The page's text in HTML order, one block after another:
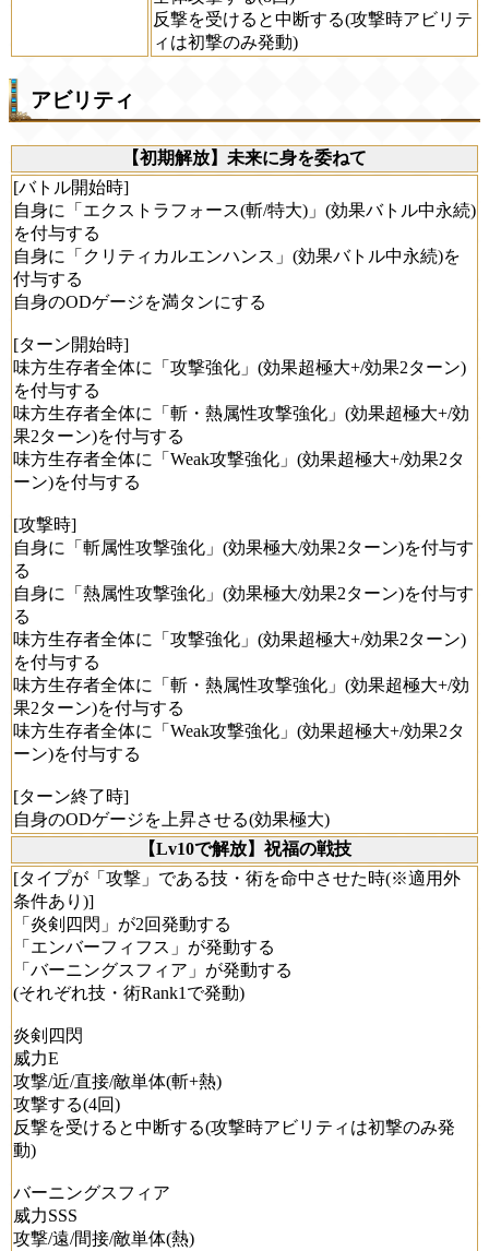
反撃を受けると中断する(攻撃時アビリテ
ィは初撃のみ発動)
アビリティ
【初期解放】未来に身を委ねて
[バトル開始時]
自身に「エクストラフォース(斬/特大)」(効果バトル中永続)
を付与する
自身に「クリティカルエンハンス」(効果バトル中永続)を
付与する
自身のODゲージを満タンにする
[ターン開始時]
味方生存者全体に「攻撃強化」(効果超極大+/効果2ターン)
を付与する
味方生存者全体に「斬・熱属性攻撃強化」(効果超極大+/効
果2ターン)を付与する
味方生存者全体に「Weak攻撃強化」(効果超極大+/効果2タ
ーン)を付与する
[攻撃時]
自身に「斬属性攻撃強化」(効果極大/効果2ターン)を付与す
る
自身に「熱属性攻撃強化」(効果極大/効果2ターン)を付与す
る
味方生存者全体に「攻撃強化」(効果超極大+/効果2ターン)
を付与する
味方生存者全体に「斬・熱属性攻撃強化」(効果超極大+/効
果2ターン)を付与する
味方生存者全体に「Weak攻撃強化」(効果超極大+/効果2タ
ーン)を付与する
[ターン終了時]
自身のODゲージを上昇させる(効果極大)
【Lv10で解放】祝福の戦技
[タイプが「攻撃」である技・術を命中させた時(※適用外
条件あり)]
「炎剣四閃」が2回発動する
「エンバーフィフス」が発動する
「バーニングスフィア」が発動する
(それぞれ技・術Rank1で発動)
炎剣四閃
威力E
攻撃/近/直接/敵単体(斬+熱)
攻撃する(4回)
反撃を受けると中断する(攻撃時アビリティは初撃のみ発
動)
バーニングスフィア
威力SSS
攻撃/遠/間接/敵単体(熱)